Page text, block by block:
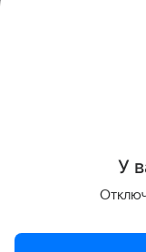
Из Ростовской
тысяч человек.
У